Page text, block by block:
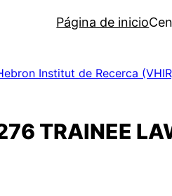
Página de inicio
Institut de Recerca
TRAINEE